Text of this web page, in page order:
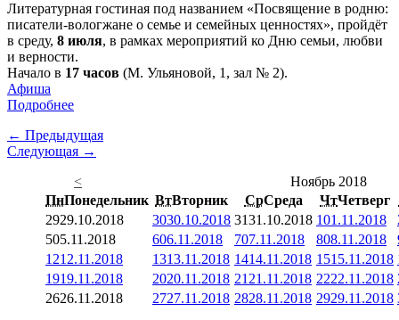
Литературная гостиная под названием «Посвящение в родню:
писатели-вологжане о семье и семейных ценностях», пройдёт
в среду, 8 июля, в рамках мероприятий ко Дню семьи, любви
и верности.
Начало в 17 часов (М. Ульяновой, 1, зал № 2).
Афиша
Подробнее
← Предыдущая
Следующая →
<
Ноябрь 2018
ПнПонедельник ВтВторник СрСреда ЧтЧетверг
2929.10.2018 3030.10.2018 3131.10.2018 101.11.2018
505.11.2018 606.11.2018 707.11.2018 808.11.2018
1212.11.2018 1313.11.2018 1414.11.2018 1515.11.2018
1919.11.2018 2020.11.2018 21 21.11.2018 2222.11.2018
2626.11.2018 2727.11.2018 2828.11.2018 2929.11.2018